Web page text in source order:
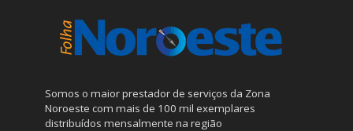
Somos o maior prestador de serviços da Zona
Noroeste com mais de 100 mil exemplares
distribuídos mensalmente na região